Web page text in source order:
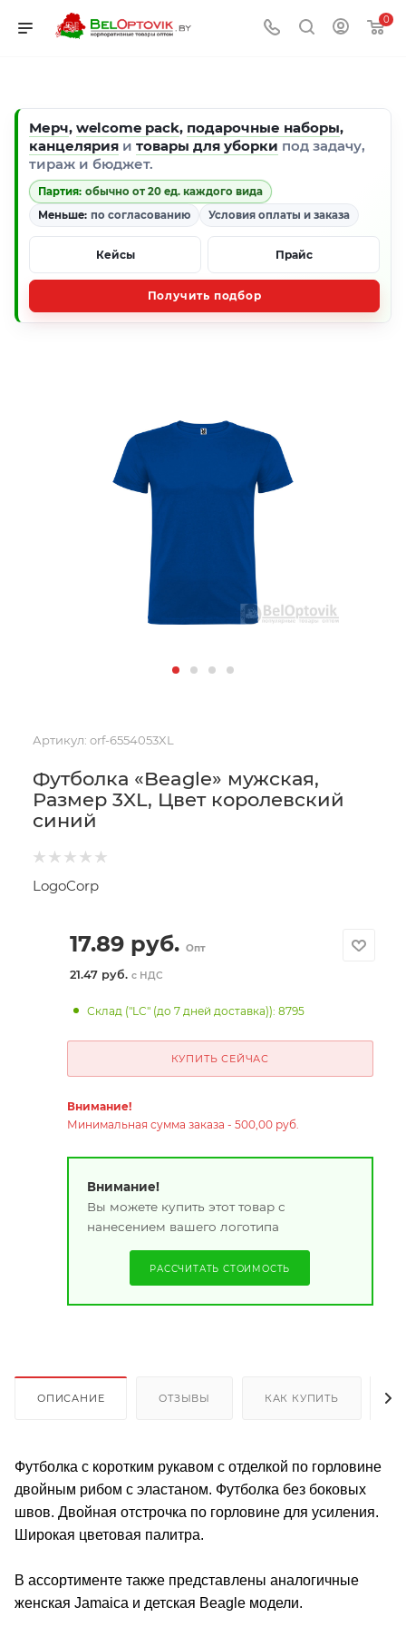
0
Мерч, welcome pack, подарочные наборы,
канцелярия и товары для уборки под задачу,
тираж и бюджет.
Партия: обычно от 20 ед. каждого вида
Меньше: по согласованию Условия оплаты и заказа
Кейсы Прайс
Получить подбор
Артикул: orf-6554053XL
Футболка «Beagle» мужская,
Размер 3XL, Цвет королевский
синий
LogoCorp
17.89руб. Опт
21.47 руб. с НДС
Склад ("LC" (до 7 дней доставка)): 8795
КУПИТЬ СЕЙЧАС
Внимание!
Минимальная сумма заказа - 500,00 руб.
Внимание!
Вы можете купить этот товар с
нанесением вашего логотипа
РАССЧИТАТЬ СТОИМОСТЬ
ОПИСАНИЕ ОТЗЫВЫ КАК КУПИТЬ
Футболка с коротким рукавом с отделкой по горловине
двойным рибом с эластаном. Футболка без боковых
швов. Двойная отстрочка по горловине для усиления.
Широкая цветовая палитра.
В ассортименте также представлены аналогичные
женская Jamaica и детская Beagle модели.